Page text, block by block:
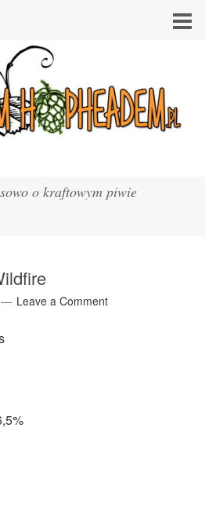
o kraftowym piwie
Leave a Comment